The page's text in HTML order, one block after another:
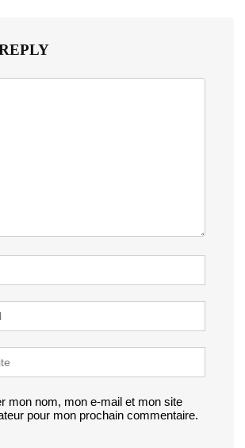
mon nom, mon e-mail et mon site
pour mon prochain commentaire.